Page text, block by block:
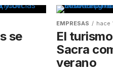
del 12 de
su recta
se
EMPRESAS hace
El
Sacra
verano